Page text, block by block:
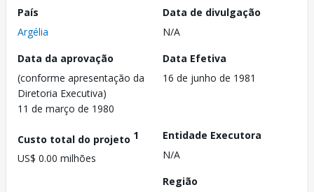
País
Argélia
Data de divulgação
N/A
Data da aprovação
(conforme apresentação da
Diretoria Executiva)
11 de março de 1980
Data Efetiva
16 de junho de 1981
Custo total do projeto 1
US$ 0.00 milhões
Entidade Executora
N/A
Região